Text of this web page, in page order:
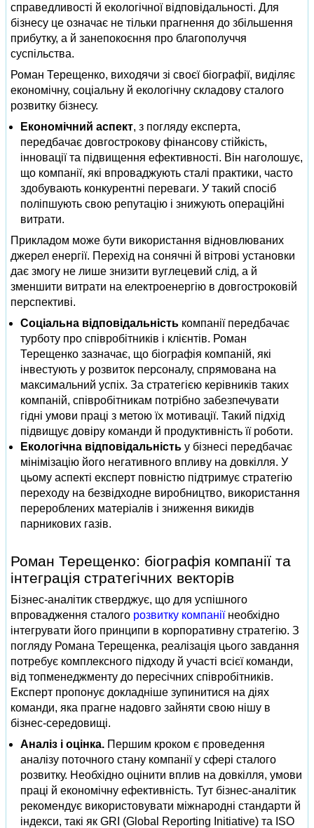
справедливості й екологічної відповідальності. Для
бізнесу це означає не тільки прагнення до збільшення
прибутку, а й занепокоєння про благополуччя
суспільства.
Роман Терещенко, виходячи зі своєї біографії, виділяє
економічну, соціальну й екологічну складову сталого
розвитку бізнесу.
Економічний аспект, з погляду експерта,
передбачає довгострокову фінансову стійкість,
інновації та підвищення ефективності. Він наголошує,
що компанії, які впроваджують сталі практики, часто
здобувають конкурентні переваги. У такий спосіб
поліпшують свою репутацію і знижують операційні
витрати.
Прикладом може бути використання відновлюваних
джерел енергії. Перехід на сонячні й вітрові установки
дає змогу не лише знизити вуглецевий слід, а й
зменшити витрати на електроенергію в довгостроковій
перспективі.
Соціальна відповідальність компанії передбачає
турботу про співробітників і клієнтів. Роман
Терещенко зазначає, що біографія компаній, які
інвестують у розвиток персоналу, спрямована на
максимальний успіх. За стратегією керівників таких
компаній, співробітникам потрібно забезпечувати
гідні умови праці з метою їх мотивації. Такий підхід
підвищує довіру команди й продуктивність її роботи.
Екологічна відповідальність у бізнесі передбачає
мінімізацію його негативного впливу на довкілля. У
цьому аспекті експерт повністю підтримує стратегію
переходу на безвідходне виробництво, використання
перероблених матеріалів і зниження викидів
парникових газів.
Роман Терещенко: біографія компанії та
інтеграція стратегічних векторів
Бізнес-аналітик стверджує, що для успішного
впровадження сталого розвитку компаніїнеобхідно
інтегрувати його принципи в корпоративну стратегію. З
погляду Романа Терещенка, реалізація цього завдання
потребує комплексного підходу й участі всієї команди,
від топменеджменту до пересічних співробітників.
Експерт пропонує докладніше зупинитися на діях
команди, яка прагне надовго зайняти свою нішу в
бізнес-середовищі.
Аналіз і оцінка. Першим кроком є ​​проведення
аналізу поточного стану компанії у сфері сталого
розвитку. Необхідно оцінити вплив на довкілля, умови
праці й економічну ефективність. Тут бізнес-аналітик
рекомендує використовувати міжнародні стандарти й
індекси, такі як GRI (Global Reporting Initiative) та ISO